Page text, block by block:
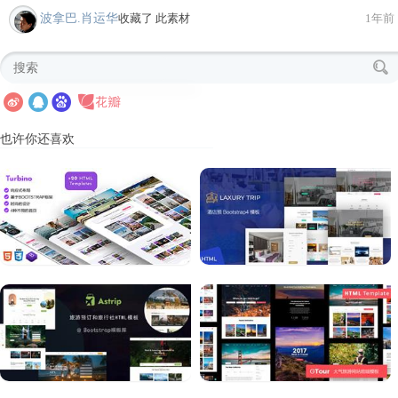
波拿巴.肖运华收藏了 此素材 1年前
也许你还喜欢